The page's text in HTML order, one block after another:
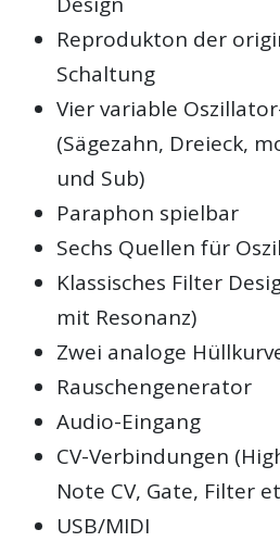
Reprodukton der
Schaltung
Vier variable
(Sägezahn, Dreieck,
und Sub)
Paraphon spielbar
Sechs Quellen für
Klassisches Filter
mit Resonanz)
Zwei analoge
Rauschengenerator
Audio-Eingang
CV-Verbindungen
Note CV, Gate, Filter
USB/MIDI